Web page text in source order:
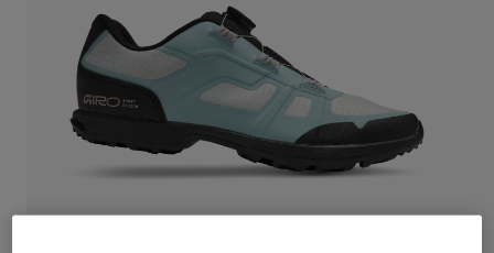
Schuhe
Rennrad Schuhe
Mountainbike Schuhe
Schutzbrillen